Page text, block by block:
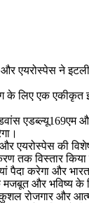
एयरोस्पेस ने
लिए एक एकीकृत
एडब्ल्यू169एम
एयरोस्पेस की
तक विस्तार
करेगा और
और भविष्य के
रोजगार और